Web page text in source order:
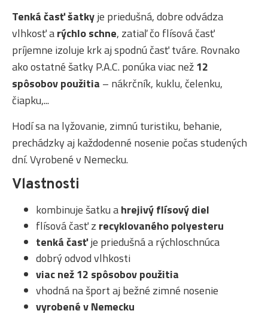
Tenká časť šatkyje priedušná, dobre odvádza
vlhkosť arýchlo schne, zatiaľ čo flísová časť
príjemne izoluje krk aj spodnú časť tváre. Rovnako
ako ostatné šatky P.A.C. ponúka viac než12
spôsobov použitia – nákrčník, kuklu, čelenku,
čiapku,...
Hodí sa na lyžovanie, zimnú turistiku, behanie,
prechádzky aj každodenné nosenie počas studených
dní. Vyrobené v Nemecku.
Vlastnosti
kombinuje šatku ahrejivý flísový diel
flísová časť z recyklovaného polyesteru
tenká časťje priedušná a rýchloschnúca
dobrý odvod vlhkosti
viac než 12 spôsobov použitia
vhodná na šport aj bežné zimné nosenie
vyrobené v Nemecku